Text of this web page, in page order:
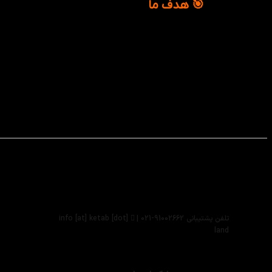
🎯 هدف ما
تلفن پشتیبانی 91002662-021 |
info [at] ketab [dot]
land